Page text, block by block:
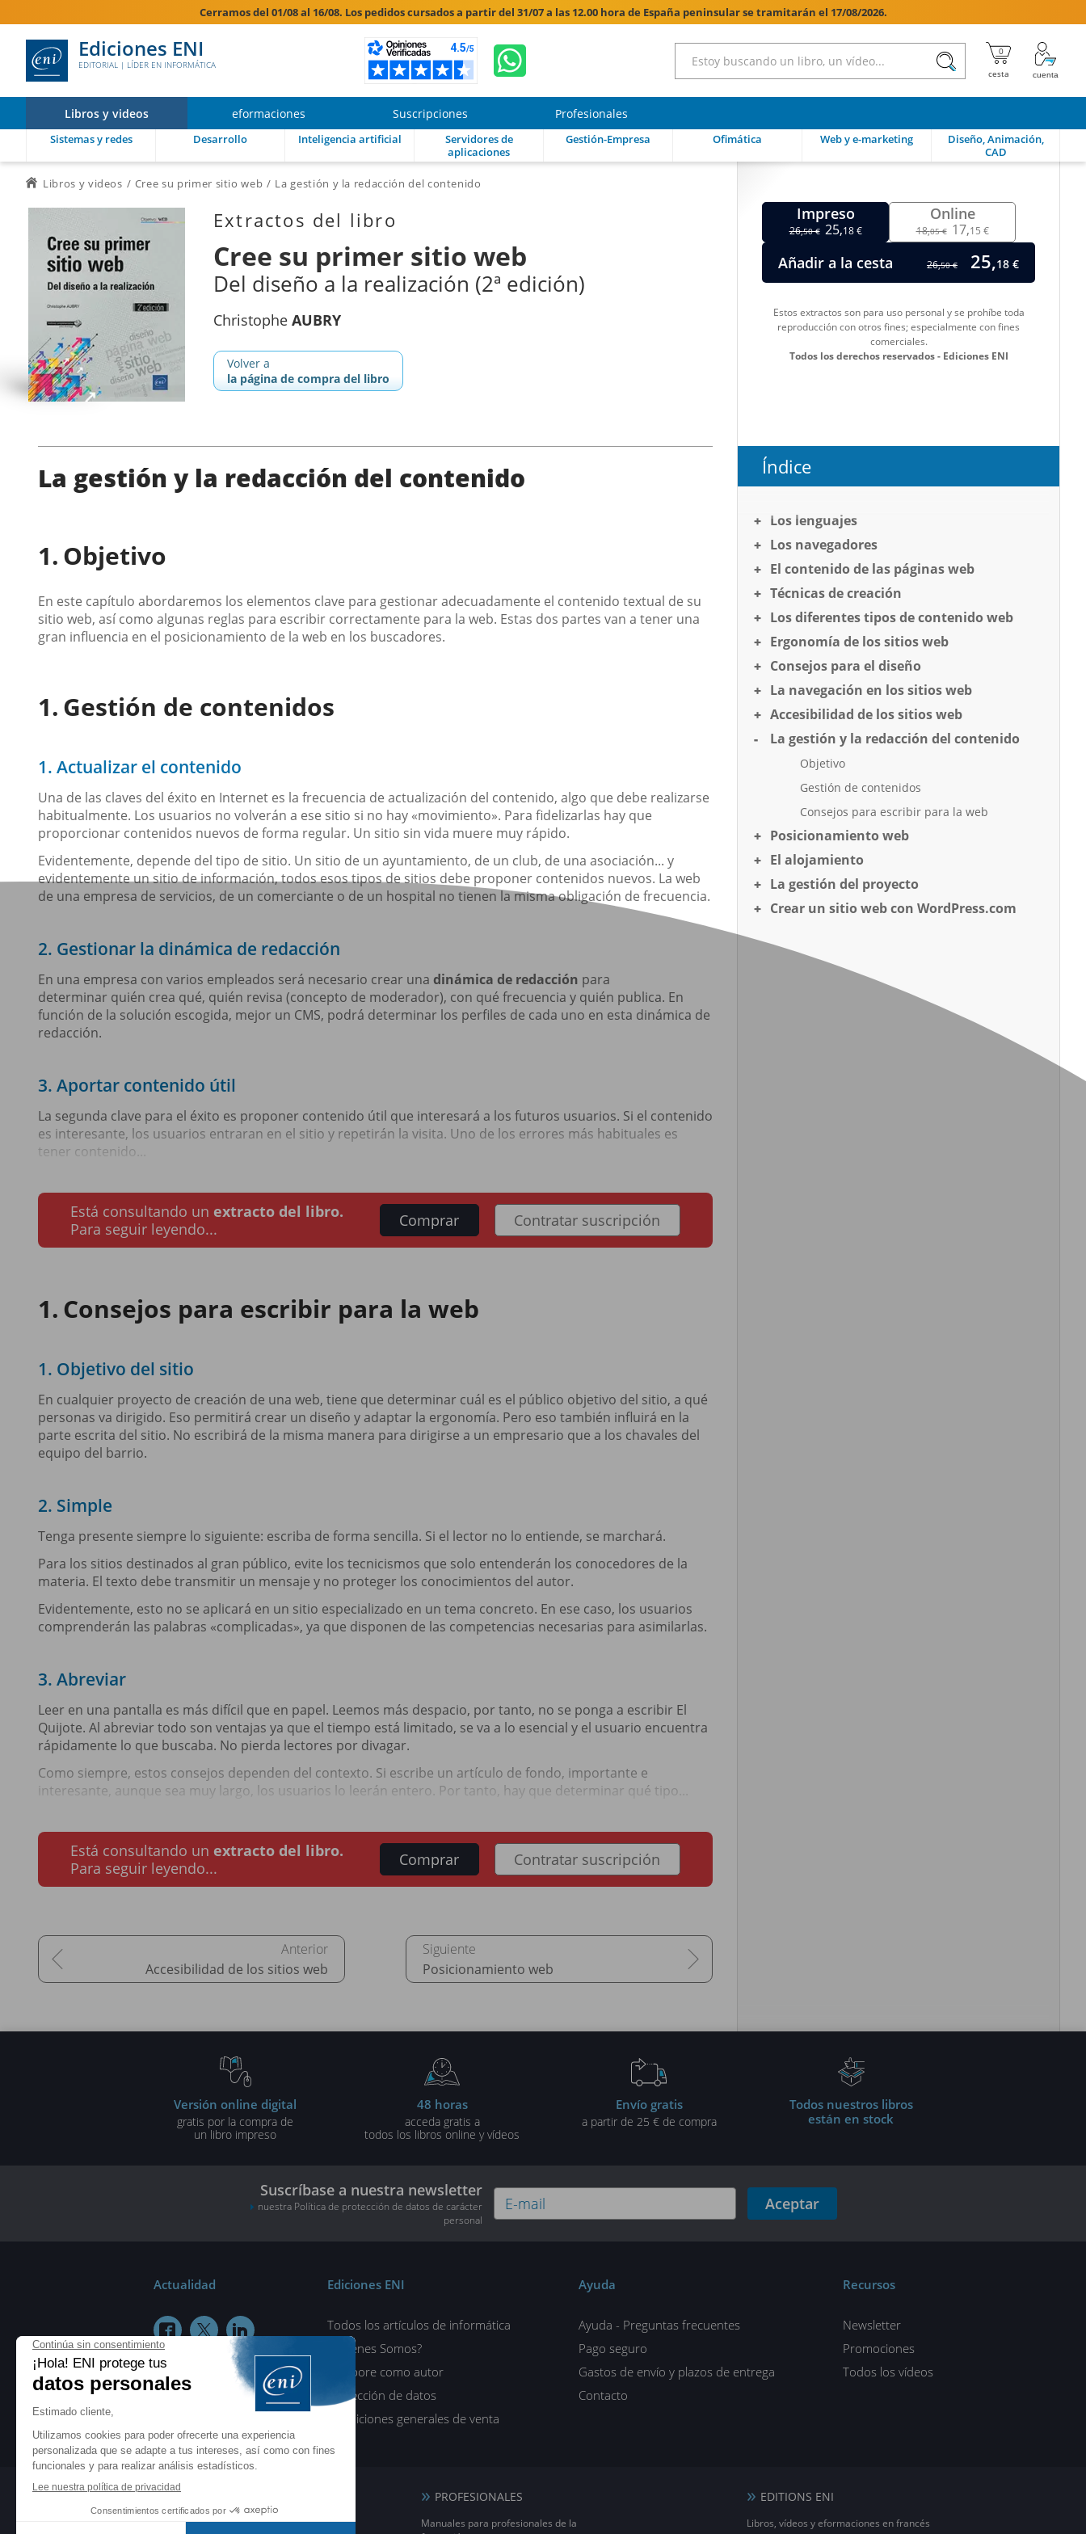
Cerramos del 01/08 al 16/08. Los pedidos cursados a partir del 31/07 a las 12.00 hora de España peninsular se tramitarán el 17/08/2026.
Ediciones ENI
EDITORIAL | LÍDER EN INFORMÁTICA 
Libros y videos eformaciones Suscripciones Profesionales
Sistemas y redes Desarrollo Inteligencia artificial
Servidores de
aplicaciones
Gestión-Empresa Ofimática Web y e-marketing
Diseño, Animación,
CAD
Libros y videos Cree su primer sitio web La gestión y la redacción del contenido
Extractos del libro
Cree su primer sitio web
Del diseño a la realización (2ª edición)
Christophe AUBRY
Volver a
la página de compra del libro
Impreso
26,50 € 25,18 €
Online
18,05 € 17,15 €
Añadir a la cesta 26,50 € 25,18 €
Estos extractos son para uso personal y se prohíbe toda
reproducción con otros fines; especialmente con fines
comerciales.
Todos los derechos reservados - Ediciones ENI
La gestión y la redacción del contenido
Objetivo
En este capítulo abordaremos los elementos clave para gestionar adecuadamente el contenido textual de su
sitio web, así como algunas reglas para escribir correctamente para la web. Estas dos partes van a tener una
gran influencia en el posicionamiento de la web en los buscadores.
Gestión de contenidos
1. Actualizar el contenido
Una de las claves del éxito en Internet es la frecuencia de actualización del contenido, algo que debe realizarse
habitualmente. Los usuarios no volverán a ese sitio si no hay «movimiento». Para fidelizarlas hay que
proporcionar contenidos nuevos de forma regular. Un sitio sin vida muere muy rápido.
Evidentemente, depende del tipo de sitio. Un sitio de un ayuntamiento, de un club, de una asociación... y
evidentemente un sitio de información, todos esos tipos de sitios debe proponer contenidos nuevos. La web
de una empresa de servicios, de un comerciante o de un hospital no tienen la misma obligación de frecuencia.
2. Gestionar la dinámica de redacción
En una empresa con varios empleados será necesario crear una dinámica de redacción para
determinar quién crea qué, quién revisa (concepto de moderador), con qué frecuencia y quién publica. En
función de la solución escogida, mejor un CMS, podrá determinar los perfiles de cada uno en esta dinámica de
redacción.
3. Aportar contenido útil
La segunda clave para el éxito es proponer contenido útil que interesará a los futuros usuarios. Si el contenido
es interesante, los usuarios entraran en el sitio y repetirán la visita. Uno de los errores más habituales es
tener contenido...
Está consultando un extracto del libro.
Para seguir leyendo...
Comprar Contratar suscripción
Consejos para escribir para la web
1. Objetivo del sitio
En cualquier proyecto de creación de una web, tiene que determinar cuál es el público objetivo del sitio, a qué
personas va dirigido. Eso permitirá crear un diseño y adaptar la ergonomía. Pero eso también influirá en la
parte escrita del sitio. No escribirá de la misma manera para dirigirse a un empresario que a los chavales del
equipo del barrio.
2. Simple
Tenga presente siempre lo siguiente: escriba de forma sencilla. Si el lector no lo entiende, se marchará.
Para los sitios destinados al gran público, evite los tecnicismos que solo entenderán los conocedores de la
materia. El texto debe transmitir un mensaje y no proteger los conocimientos del autor.
Evidentemente, esto no se aplicará en un sitio especializado en un tema concreto. En ese caso, los usuarios
comprenderán las palabras «complicadas», ya que disponen de las competencias necesarias para asimilarlas.
3. Abreviar
Leer en una pantalla es más difícil que en papel. Leemos más despacio, por tanto, no se ponga a escribir El
Quijote. Al abreviar todo son ventajas ya que el tiempo está limitado, se va a lo esencial y el usuario encuentra
rápidamente lo que buscaba. No pierda lectores por divagar.
Como siempre, estos consejos dependen del contexto. Si escribe un artículo de fondo, importante e
interesante, aunque sea muy largo, los usuarios lo leerán entero. Por tanto, hay que determinar qué tipo...
Está consultando un extracto del libro.
Para seguir leyendo...
Comprar Contratar suscripción
Accesibilidad de los sitios web Posicionamiento web
Índice
Los lenguajes
Los navegadores
El contenido de las páginas web
Técnicas de creación
Los diferentes tipos de contenido web
Ergonomía de los sitios web
Consejos para el diseño
La navegación en los sitios web
Accesibilidad de los sitios web
La gestión y la redacción del contenido
Objetivo
Gestión de contenidos
Consejos para escribir para la web
Posicionamiento web
El alojamiento
La gestión del proyecto
Crear un sitio web con WordPress.com
Versión online digital
gratis por la compra de
un libro impreso
48 horas
acceda gratis a
todos los libros online y vídeos
Envío gratis
a partir de 25 € de compra
Todos nuestros libros
están en stock
Suscríbase a nuestra newsletter
nuestra Política de protección de datos de carácter
personal
Aceptar
Actualidad
  
Ediciones ENI
Todos los artículos de informática
¿Quiénes Somos?
Colabore como autor
Protección de datos
Condiciones generales de venta
Ayuda
Ayuda - Preguntas frecuentes
Pago seguro
Gastos de envío y plazos de entrega
Contacto
Recursos
Newsletter
Promociones
Todos los vídeos
ENI elearning
E-formaciones en 5 idiomas
PROFESIONALES
Manuales para profesionales de la
EDITIONS ENI
Libros, vídeos y eformaciones en francés